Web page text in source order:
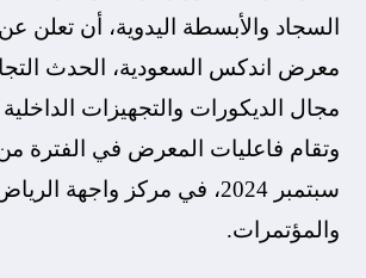
السجاد والأبسطة اليدوية، أن تعلن
معرض اندكس السعودية، الحدث
مجال الديكورات والتجهيزات
سبتمبر 2024، في مركز واجهة
والمؤتمرات.